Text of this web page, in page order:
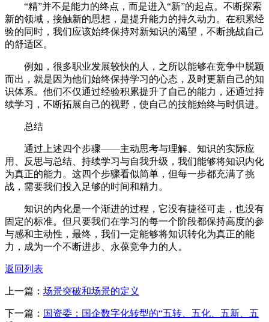
“精”并不是能力的终点，而是进入“新”的起点。不断探索
新的领域，接触新的思想，是提升能力的持久动力。在积累经
验的同时，我们应该始终保持对新知识的渴望，不断挑战自己
的舒适区。
例如，很多职业发展较快的人，之所以能够在竞争中脱颖
而出，就是因为他们始终保持学习的心态，及时更新自己的知
识体系。他们不仅通过经验积累提升了自己的能力，还通过持
续学习，不断拓展自己的视野，使自己的技能始终与时俱进。
总结
通过上述四个步骤——主动思考与理解、知识的实际应
用、反思与总结、持续学习与自我升级，我们能够将知识内化
为真正的能力。这四个步骤看似简单，但每一步都充满了挑
战，需要我们投入足够的时间和精力。
知识的内化是一个渐进的过程，它没有捷径可走，也没有
固定的标准。但只要我们在学习的每一个阶段都保持高度的参
与感和主动性，最终，我们一定能够将知识转化为真正的能
力，成为一个不断进步、永葆竞争力的人。
返回列表
上一篇： 场景突破和场景的定义
下一篇： 国资委：国企数字化转型的“五转、五化、五新、五